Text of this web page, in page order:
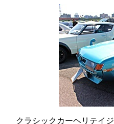
クラシックカーヘリテイ